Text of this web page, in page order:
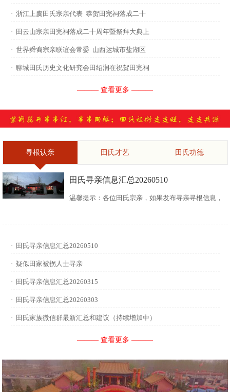
祖”第四次预备会议。 常务副会长田传灿宗亲主持会
议...
· 浙江上虞田氏宗亲代表 恭贺田完祠落成二十
· 田云山宗亲田完祠落成二十周年暨祭拜大典上
· 世界舜裔宗亲联谊会常委 山西运城市盐湖区
· 聊城田氏历史文化研究会田绍润在祝贺田完祠
——— 查看更多 ———
寻根认亲 田氏才艺 田氏功德
田氏寻亲信息汇总20260510
温馨提示：各位田氏宗亲，如果发布寻亲寻根信息，
讳，迁居前字辈和迁居后历次新续的字辈，分迁族人
迁居地，因何原因迁居等。最后别忘了留下联系人和
联系方式。 没有家谱的问问族中老年人口耳相传的信
息有哪些，有家谱请把家谱中的信息简...
· 田氏寻亲信息汇总20260510
· 疑似田家被拐人士寻亲
· 田氏寻亲信息汇总20260315
· 田氏寻亲信息汇总20260303
· 田氏家族微信群最新汇总和建议（持续增加中）
——— 查看更多 ———